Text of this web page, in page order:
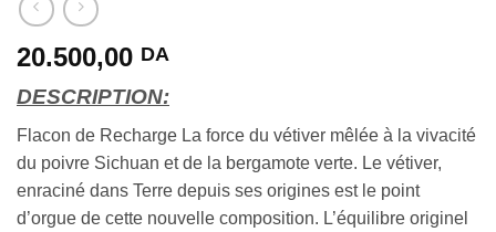
20.500,00 DA
DESCRIPTION:
Flacon de Recharge La force du vétiver mêlée à la vivacité
du poivre Sichuan et de la bergamote verte. Le vétiver,
enraciné dans Terre depuis ses origines est le point
d’orgue de cette nouvelle composition. L’équilibre originel